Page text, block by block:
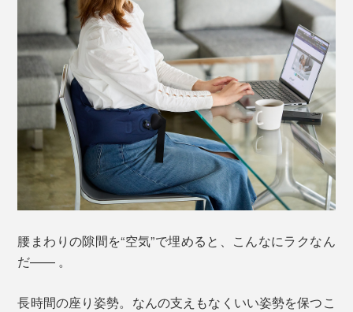
空気で膨らませるエアクッション式ですが、一般的な浮
き輪やネックピローのように口で膨らませる必要もあり
ません。
なんとポンプ部分を指でシュポシュポ押せば膨らみ、バ
ルブを押すと空気が抜けるという特許構造「3Dポンプ&
リリースシステム」を採用。
腰まわりの隙間を“空気”で埋めると、こんなにラクなん
だ—— 。
長時間の座り姿勢。なんの支えもなくいい姿勢を保つこ